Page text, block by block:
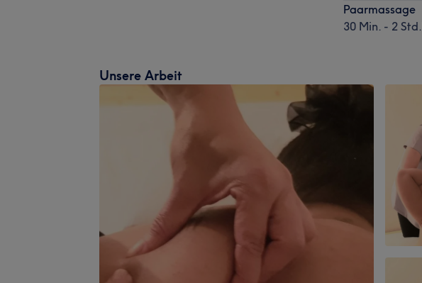
Paarmassage
30 Min. - 2 Std.
Unsere Arbeit